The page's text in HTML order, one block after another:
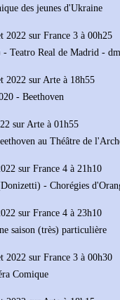
des jeunes d'Ukraine
2022 sur France 3 à 00h25
Teatro Real de Madrid -
2022 sur Arte à 18h55
- Beethoven
sur Arte à 01h55
au Théâtre de
sur France 4 à 21h10
- Chorégies
sur France 4 à 23h10
saison (très) particulière
2022 sur France 3 à 00h30
Comique